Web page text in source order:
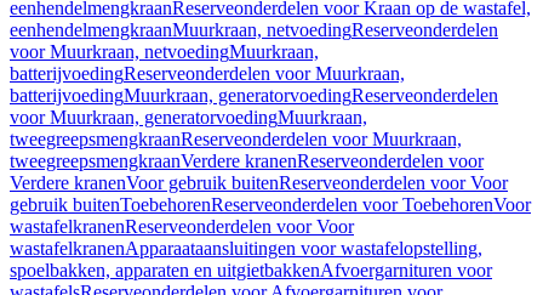
eenhendelmengkraanReserveonderdelen voor Kraan op de wastafel,
eenhendelmengkraanMuurkraan, netvoedingReserveonderdelen
voor Muurkraan, netvoedingMuurkraan,
batterijvoedingReserveonderdelen voor Muurkraan,
batterijvoedingMuurkraan, generatorvoedingReserveonderdelen
voor Muurkraan, generatorvoedingMuurkraan,
tweegreepsmengkraanReserveonderdelen voor Muurkraan,
tweegreepsmengkraanVerdere kranenReserveonderdelen voor
Verdere kranenVoor gebruik buitenReserveonderdelen voor Voor
gebruik buitenToebehorenReserveonderdelen voor ToebehorenVoor
wastafelkranenReserveonderdelen voor Voor
wastafelkranenApparaataansluitingen voor wastafelopstelling,
spoelbakken, apparaten en uitgietbakkenAfvoergarnituren voor